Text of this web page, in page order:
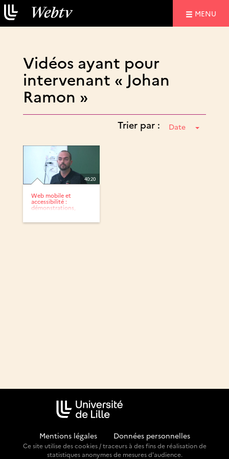
MENU
Vidéos ayant pour
intervenant « Johan
Ramon »
Trier par : Date
40:20
Web mobile et
accessibilité :
démonstrations,
Mentions légales Données personnelles
Ce site utilise des cookies / traceurs à des fins de réalisation de
statistiques anonymes de mesures d'audience.